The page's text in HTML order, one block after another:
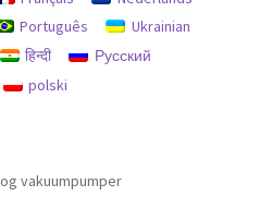
Português
Ukrainian
हिन्दी
Русский
polski
vakuumpumper